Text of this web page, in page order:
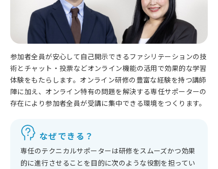
参加者全員が安心して自己開示できるファシリテーションの技
術とチャット・投票などオンライン機能の活用で効果的な学習
体験をもたらします。オンライン研修の豊富な経験を持つ講師
陣に加え、オンライン特有の問題を解決する専任サポーターの
存在により参加者全員が受講に集中できる環境をつくります。
なぜできる？
専任のテクニカルサポーターは研修をスムーズかつ効果
的に進行させることを目的に次のような役割を担ってい